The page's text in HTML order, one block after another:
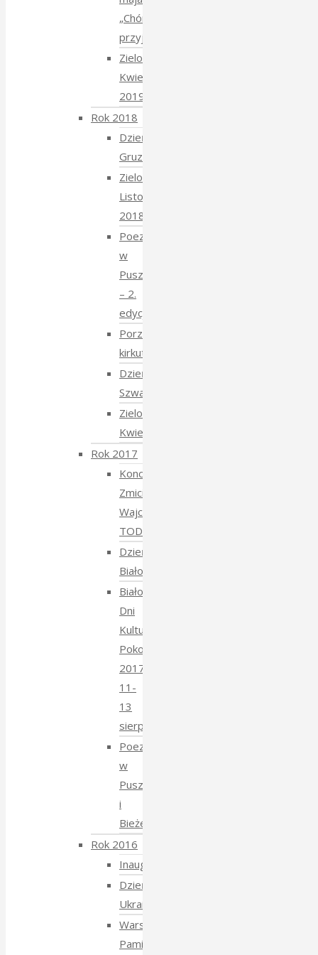
„Chór
przyjechał”
Zielony
Kwiecień
2019
Rok 2018
Dzień
Gruziński
Zielony
Listopad
2018
Poezja
w
Puszczy
– 2.
edycja
Porządkowanie
kirkutu
Dzień
Szwajcarski
Zielony
Kwiecień
Rok 2017
Koncert
Zmiciera
Wajciuszkiewicza
TODARA
Dzień
Białoruski
Białowieskie
Dni
Kultury
Pokoju
2017
11-
13
sierpnia
Poezja
w
Puszczy
i
Bieżeństwo
Rok 2016
Inauguracja
Dzień
Ukraiński
Warsztaty:
Pamiętajmy